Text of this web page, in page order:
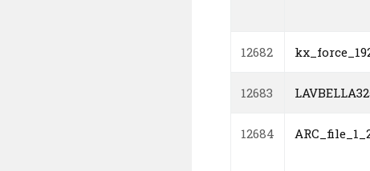
12682
12683
12684